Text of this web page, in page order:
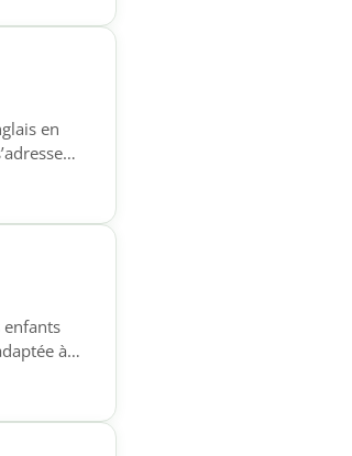
en
enfants
à